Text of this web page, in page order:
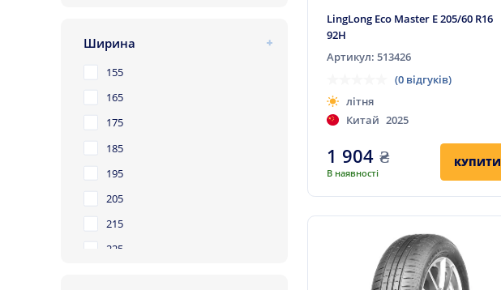
Ширина
155
165
175
185
195
205
215
225
LingLong Eco Master E 205/60 R16
92H
Артикул: 513426
(0 відгуків)
літня
Китай 2025
1 904 ₴
В наявності
КУПИТИ